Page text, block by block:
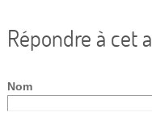
Répondre à cet
Nom